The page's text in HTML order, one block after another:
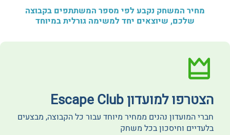
מחיר המשחק נקבע לפי מספר המשתתפים בקבוצה
שלכם, שיוצאים יחד למשימה גורלית במיוחד
הצטרפו למועדון Escape Club
חברי המועדון נהנים ממחיר מיוחד עבור כל הקבוצה, מבצעים
בלעדיים וחיסכון בכל משחק